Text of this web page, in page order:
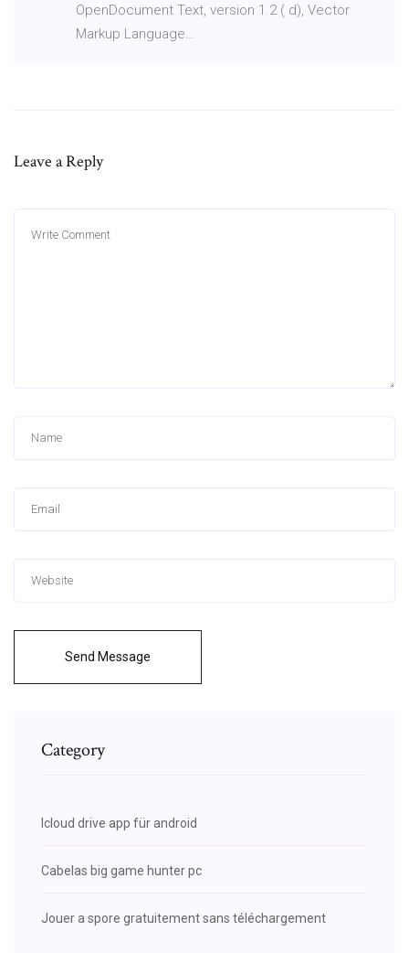
OpenDocument Text, version 1.2 ( d), Vector
Markup Language…
Leave a Reply
Send Message
Category
Icloud drive app für android
Cabelas big game hunter pc
Jouer a spore gratuitement sans téléchargement